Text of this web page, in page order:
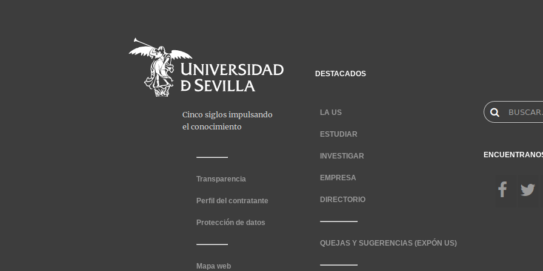
Transparencia
Perfil del contratante
Protección de datos
Mapa web
DESTACADOS
LA US
ESTUDIAR
INVESTIGAR
EMPRESA
DIRECTORIO
QUEJAS Y SUGERENCIAS (EXPÓN US)